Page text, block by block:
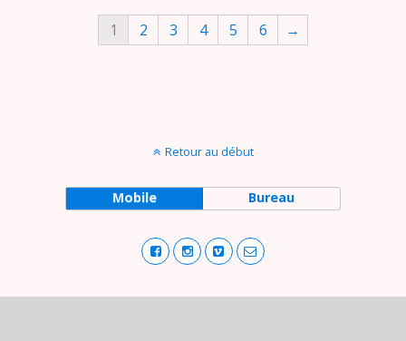
1 2 3 4 5 6 →
Retour au début
Mobile Bureau